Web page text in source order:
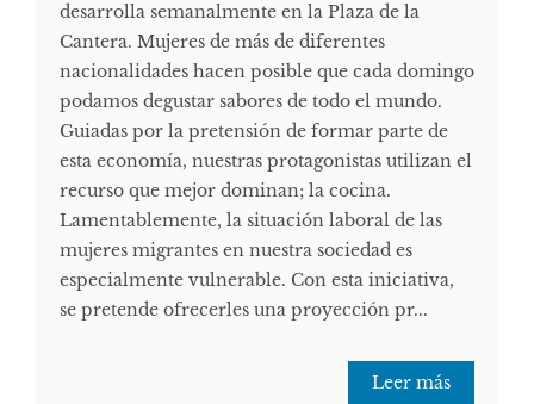
desarrolla semanalmente en la Plaza de la
Cantera. Mujeres de más de diferentes
nacionalidades hacen posible que cada domingo
podamos degustar sabores de todo el mundo.
Guiadas por la pretensión de formar parte de
esta economía, nuestras protagonistas utilizan el
recurso que mejor dominan; la cocina.
Lamentablemente, la situación laboral de las
mujeres migrantes en nuestra sociedad es
especialmente vulnerable. Con esta iniciativa,
se pretende ofrecerles una proyección pr...
Leer más